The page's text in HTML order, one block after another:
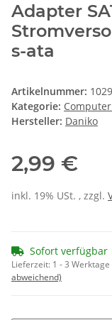
Adapter
s-ata
Artikelnummer:
Kategorie:
Hersteller: Daniko
2,99 €
inkl. 19% USt. , zzgl.
Sofort verfügbar
Lieferzeit: 1 - 3 Werktage
abweichend)